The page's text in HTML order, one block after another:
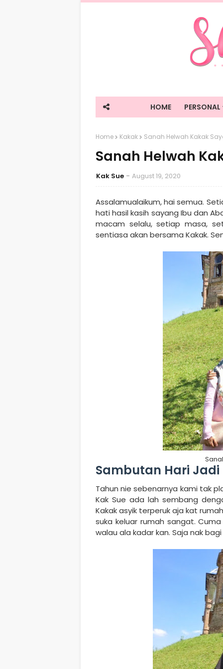
HOME PERSONAL
Home Kakak Sanah Helwah Kakak
Sanah Helwah
Kak Sue August 19, 2020
Assalamualaikum, hai semua.
hati hasil kasih sayang Ibu dan
macam selalu, setiap masa,
sentiasa akan bersama Kakak.
Sambutan Hari Jadi
Tahun nie sebenarnya kami tak
Kak Sue ada lah sembang
Kakak asyik terperuk aja kat
suka keluar rumah sangat.
walau ala kadar kan. Saja nak